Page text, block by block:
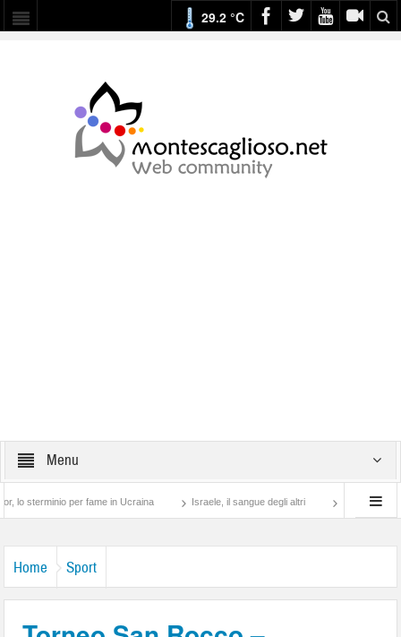
29.2 °C
Menu
per fame in Ucraina Israele, il sangue degli altri Lotta di classe… tra preti
Home Sport